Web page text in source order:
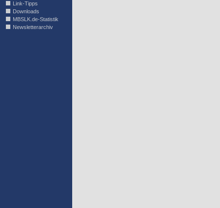
Link-Tipps
Downloads
MBSLK.de-Statistik
Newsletterarchiv